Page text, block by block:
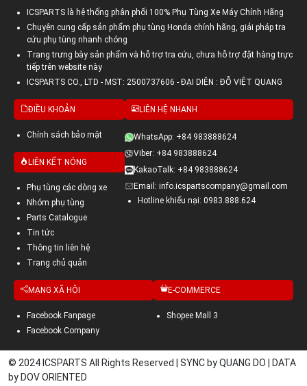
ICSPARTS là hệ thống phân phối 100% Phụ Tùng Xe Máy Chính Hãng
Chuyên cung cấp sản phẩm phụ tùng Honda chính hãng, giải pháp tra
cứu phụ tùng nhanh chóng
Trang trưng bày sản phẩm và hỗ trợ tra cứu, chưa hỗ trợ đặt hàng trực
tiếp trên website này
ICSPARTS CO., LTD - MST: 2500737606 - ĐẠI DIỆN : ĐỖ VIỆT QUANG
ĐIỀU KHOẢN
Chính sách bảo mật
LIÊN KẾT NÓNG
Phụ tùng các dòng xe
Nhóm phụ tùng
Parts Catalogue
Tin tức
Thông tin liên hệ
Trang chủ quản
LIÊN HỆ NHANH
WhatsApp: +84 983888624
Viber: +84 983888624
KakaoTalk: +84 983888624
Email: info.icspartscompany@gmail.com
Hotline khiếu nại: 0983.888.624
MẠNG XÃ HỘI
Facebook Fanpage
Facebook Company
E-COMMERCE
Shopee Mall 3
© 2024 ICSPARTS All Rights Reserved | SYNC by QUANG DO | DATA
by DOV ORIENTED